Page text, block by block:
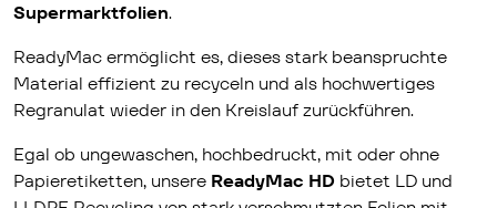
Supermarktfolien.
ReadyMac ermöglicht es, dieses stark beanspruchte
Material effizient zu recyceln und als hochwertiges
Regranulat wieder in den Kreislauf zurückführen.
Egal ob ungewaschen, hochbedruckt, mit oder ohne
Papieretiketten, unsere ReadyMac HD bietet LD und